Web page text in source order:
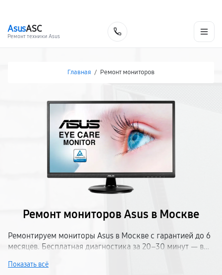
AsusASC
Ремонт техники Asus
Главная / Ремонт мониторов
Ремонт мониторов Asus в Москве
Ремонтируем мониторы Asus в Москве с гарантией до 6
месяцев. Бесплатная диагностика за 20–30 минут — вы
работ. Сервис удобно расположен рядом с метро.
Показать всё